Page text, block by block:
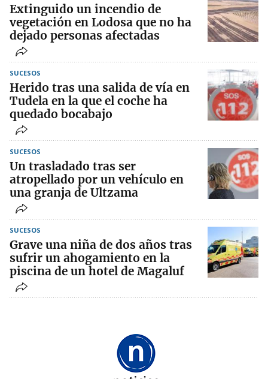
Extinguido un incendio de
vegetación en Lodosa que no ha
dejado personas afectadas
SUCESOS
Herido tras una salida de vía en
Tudela en la que el coche ha
quedado bocabajo
SUCESOS
Un trasladado tras ser
atropellado por un vehículo en
una granja de Ultzama
SUCESOS
Grave una niña de dos años tras
sufrir un ahogamiento en la
piscina de un hotel de Magaluf